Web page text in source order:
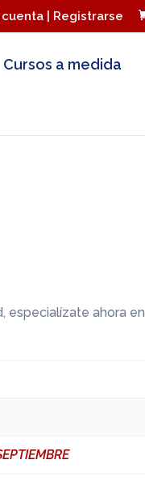
cuenta | Registrarse
Cursos a medida
especialízate ahora en